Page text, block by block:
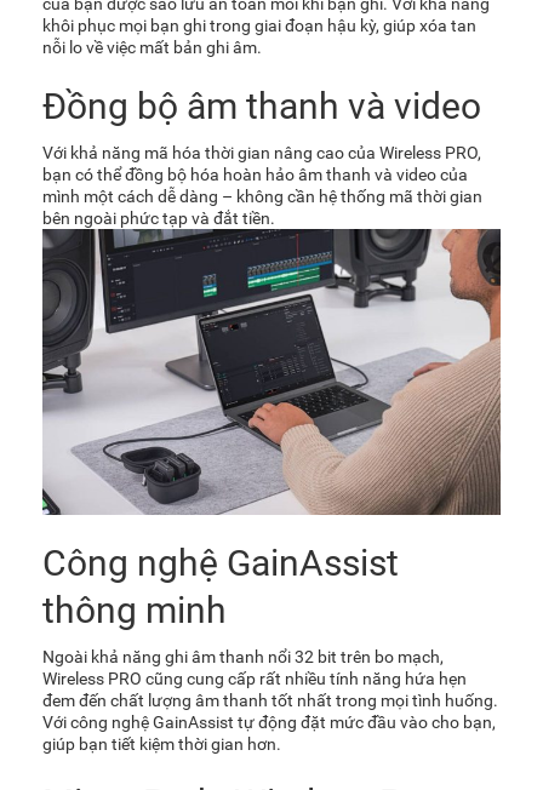
khôi phục mọi bạn ghi trong giai đoạn hậu kỳ, giúp xóa tan
nỗi lo về việc mất bản ghi âm.
Đồng bộ âm thanh và video
Với khả năng mã hóa thời gian nâng cao của Wireless PRO,
bạn có thể đồng bộ hóa hoàn hảo âm thanh và video của
mình một cách dễ dàng – không cần hệ thống mã thời gian
bên ngoài phức tạp và đắt tiền.
Công nghệ GainAssist
thông minh
Ngoài khả năng ghi âm thanh nổi 32 bit trên bo mạch,
Wireless PRO cũng cung cấp rất nhiều tính năng hứa hẹn
đem đến chất lượng âm thanh tốt nhất trong mọi tình huống.
Với công nghệ GainAssist tự động đặt mức đầu vào cho bạn,
giúp bạn tiết kiệm thời gian hơn.